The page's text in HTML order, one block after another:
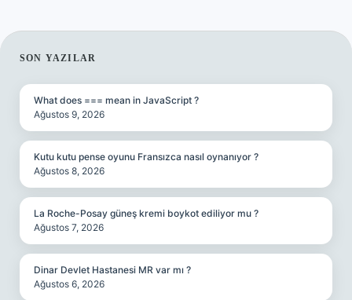
SIDEBAR
SON YAZILAR
What does === mean in JavaScript ?
Ağustos 9, 2026
Kutu kutu pense oyunu Fransızca nasıl oynanıyor ?
Ağustos 8, 2026
La Roche-Posay güneş kremi boykot ediliyor mu ?
Ağustos 7, 2026
Dinar Devlet Hastanesi MR var mı ?
Ağustos 6, 2026